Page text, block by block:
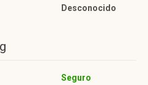
Desconocido
Seguro